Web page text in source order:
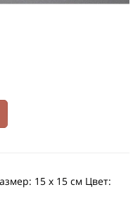
15 х 15 см Цвет: